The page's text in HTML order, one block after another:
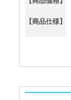
【商品仕様】